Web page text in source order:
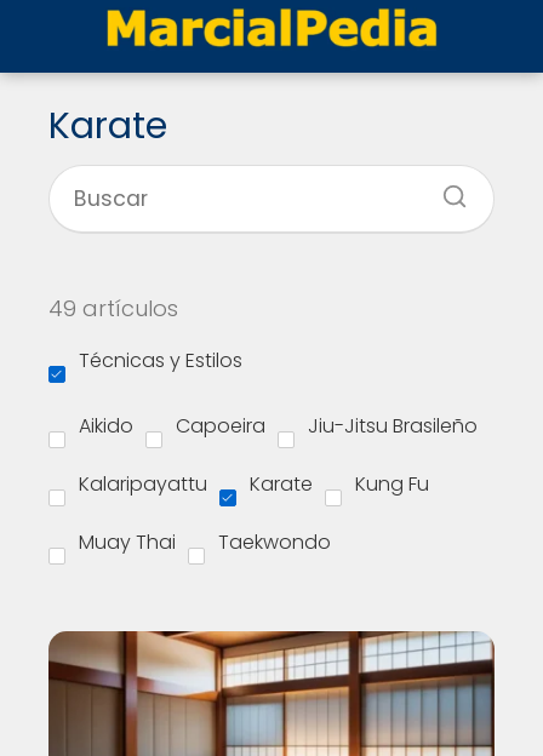
Karate
49 artículos
Técnicas y Estilos
Aikido Capoeira Jiu-Jitsu Brasileño
Kalaripayattu Karate Kung Fu
Muay Thai Taekwondo